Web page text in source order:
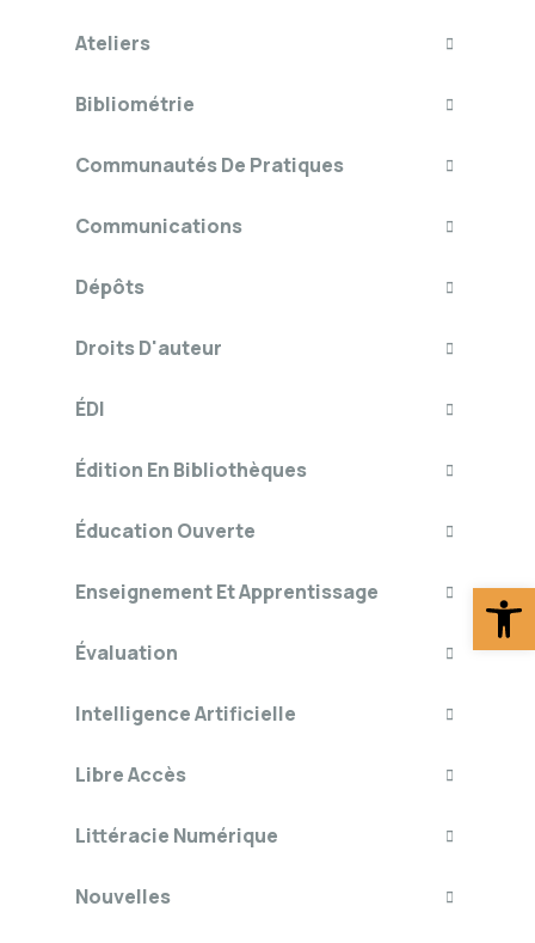
Ateliers
Bibliométrie
Communautés De Pratiques
Communications
Dépôts
Droits D'auteur
ÉDI
Édition En Bibliothèques
Éducation Ouverte
Enseignement Et Apprentissage
Évaluation
Intelligence Artificielle
Libre Accès
Littéracie Numérique
Nouvelles